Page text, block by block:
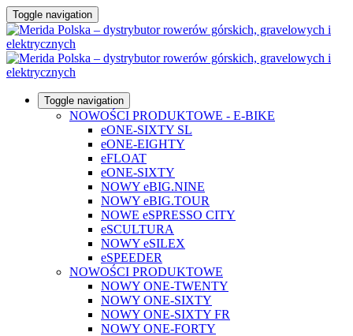
Toggle navigation
Toggle navigation
NOWOŚCI PRODUKTOWE - E-BIKE
eONE-SIXTY SL
eONE-EIGHTY
eFLOAT
eONE-SIXTY
NOWY eBIG.NINE
NOWY eBIG.TOUR
NOWE eSPRESSO CITY
eSCULTURA
NOWY eSILEX
eSPEEDER
NOWOŚCI PRODUKTOWE
NOWY ONE-TWENTY
NOWY ONE-SIXTY
NOWY ONE-SIXTY FR
NOWY ONE-FORTY